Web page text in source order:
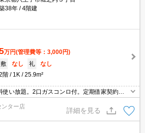
38年
4階建
万円(管理費等：3,000円)
敷
なし 礼
なし
階
1K 25.9m²
使い放題。2口ガスコンロ付。定期借家契約で
ター店
詳細を見る